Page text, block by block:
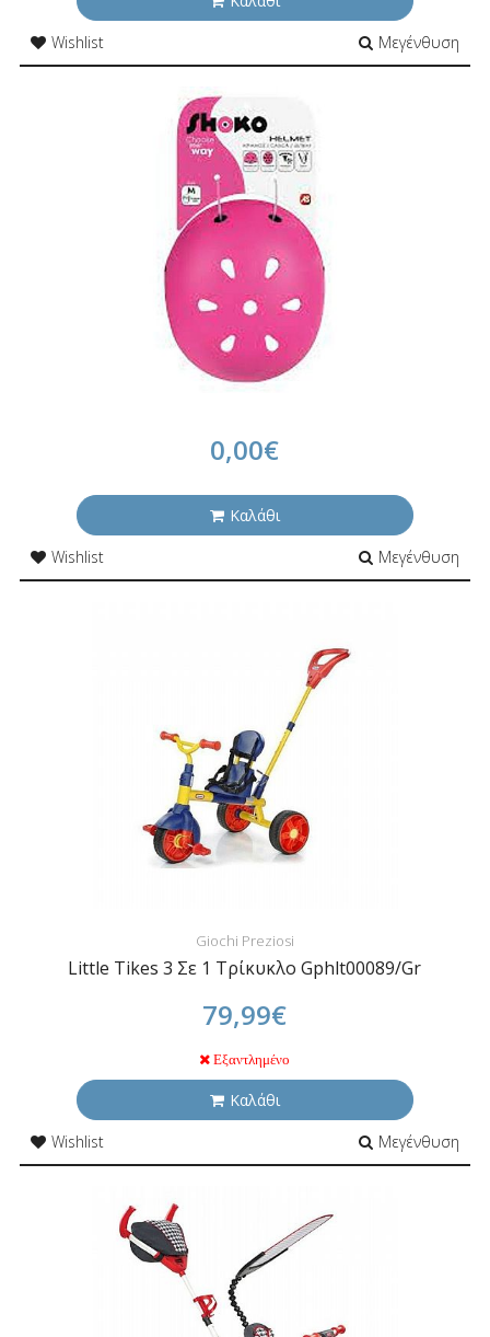
Wishlist
Μεγένθυση
0,00€
Καλάθι
Wishlist
Μεγένθυση
Giochi Preziosi
Little Tikes 3 Σε 1 Τρίκυκλο Gphlt00089/Gr
79,99€
Εξαντλημένο
Καλάθι
Wishlist
Μεγένθυση